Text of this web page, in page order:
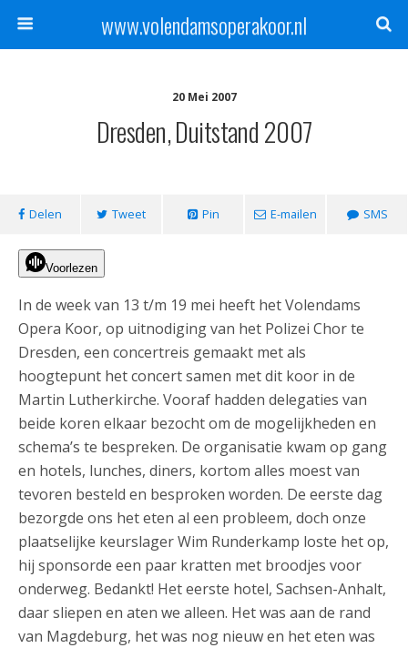
www.volendamsoperakoor.nl
20 Mei 2007
Dresden, Duitstand 2007
Delen Tweet Pin E-mailen SMS
Voorlezen
In de week van 13 t/m 19 mei heeft het Volendams
Opera Koor, op uitnodiging van het Polizei Chor te
Dresden, een concertreis gemaakt met als
hoogtepunt het concert samen met dit koor in de
Martin Lutherkirche. Vooraf hadden delegaties van
beide koren elkaar bezocht om de mogelijkheden en
schema’s te bespreken. De organisatie kwam op gang
en hotels, lunches, diners, kortom alles moest van
tevoren besteld en besproken worden. De eerste dag
bezorgde ons het eten al een probleem, doch onze
plaatselijke keurslager Wim Runderkamp loste het op,
hij sponsorde een paar kratten met broodjes voor
onderweg. Bedankt! Het eerste hotel, Sachsen-Anhalt,
daar sliepen en aten we alleen. Het was aan de rand
van Magdeburg, het was nog nieuw en het eten was